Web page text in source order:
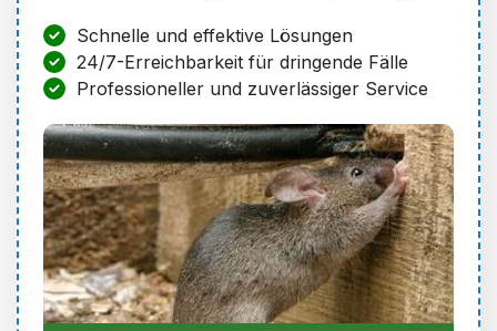
Schnelle und effektive Lösungen
24/7-Erreichbarkeit für dringende Fälle
Professioneller und zuverlässiger Service